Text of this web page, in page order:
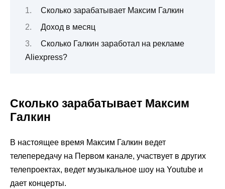
Сколько зарабатывает Максим Галкин
Доход в месяц
Сколько Галкин заработал на рекламе
Aliexpress?
Сколько зарабатывает Максим
Галкин
В настоящее время Максим Галкин ведет
телепередачу на Первом канале, участвует в других
телепроектах, ведет музыкальное шоу на Youtube и
дает концерты.